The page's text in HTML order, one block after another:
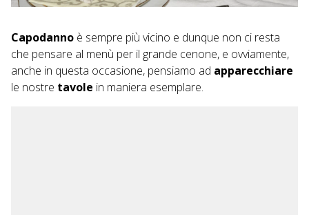
Capodanno è sempre più vicino e dunque non ci resta
che pensare al menù per il grande cenone, e ovviamente,
anche in questa occasione, pensiamo ad apparecchiare
le nostre tavole in maniera esemplare.